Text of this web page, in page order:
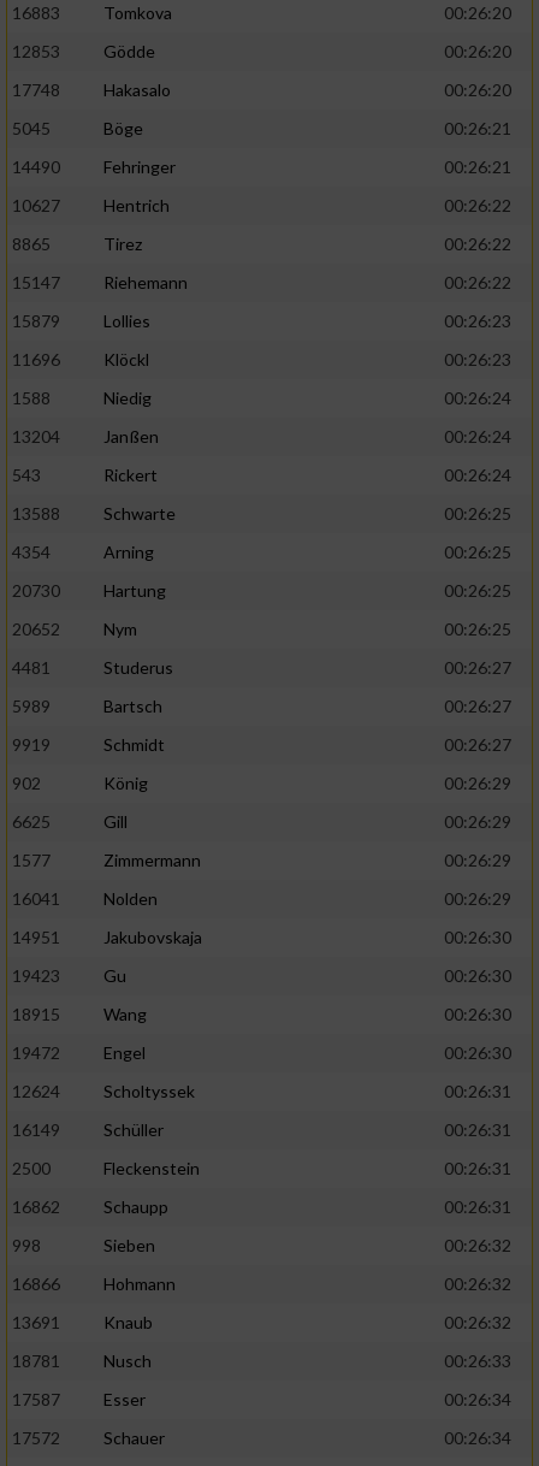
16883
Tomkova
00:26:20
12853
Gödde
00:26:20
17748
Hakasalo
00:26:20
5045
Böge
00:26:21
14490
Fehringer
00:26:21
10627
Hentrich
00:26:22
8865
Tirez
00:26:22
15147
Riehemann
00:26:22
15879
Lollies
00:26:23
11696
Klöckl
00:26:23
1588
Niedig
00:26:24
13204
Janßen
00:26:24
543
Rickert
00:26:24
13588
Schwarte
00:26:25
4354
Arning
00:26:25
20730
Hartung
00:26:25
20652
Nym
00:26:25
4481
Studerus
00:26:27
5989
Bartsch
00:26:27
9919
Schmidt
00:26:27
902
König
00:26:29
6625
Gill
00:26:29
1577
Zimmermann
00:26:29
16041
Nolden
00:26:29
14951
Jakubovskaja
00:26:30
19423
Gu
00:26:30
18915
Wang
00:26:30
19472
Engel
00:26:30
12624
Scholtyssek
00:26:31
16149
Schüller
00:26:31
2500
Fleckenstein
00:26:31
16862
Schaupp
00:26:31
998
Sieben
00:26:32
16866
Hohmann
00:26:32
13691
Knaub
00:26:32
18781
Nusch
00:26:33
17587
Esser
00:26:34
17572
Schauer 00:26:34